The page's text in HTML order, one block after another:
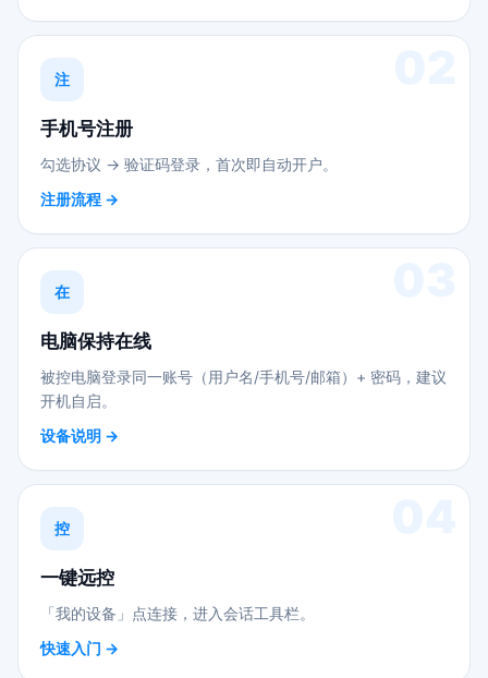
注
手机号注册
勾选协议 → 验证码登录，首次即自动开户。
注册流程 →
在
电脑保持在线
被控电脑登录同一账号（用户名/手机号/邮箱）+ 密码，建议
开机自启。
设备说明 →
控
一键远控
「我的设备」点连接，进入会话工具栏。
快速入门 →